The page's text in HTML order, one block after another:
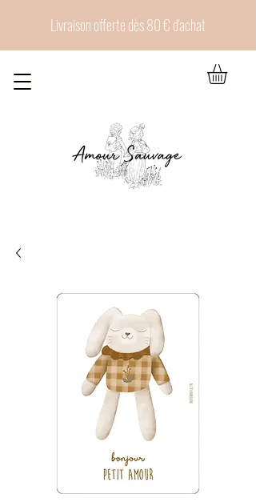
Livraison offerte dès 80 € d'achat